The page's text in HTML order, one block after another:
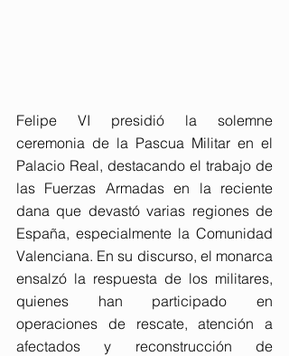
Felipe VI presidió la solemne
ceremonia de la Pascua Militar en el
Palacio Real, destacando el trabajo de
las Fuerzas Armadas en la reciente
dana que devastó varias regiones de
España, especialmente la Comunidad
Valenciana. En su discurso, el monarca
ensalzó la respuesta de los militares,
quienes han participado en
operaciones de rescate, atención a
afectados y reconstrucción de